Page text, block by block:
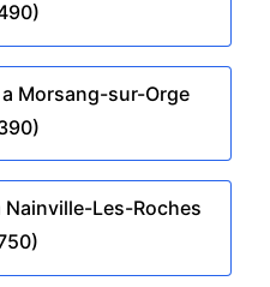
Morsang-sur-Orge
Les-Roches